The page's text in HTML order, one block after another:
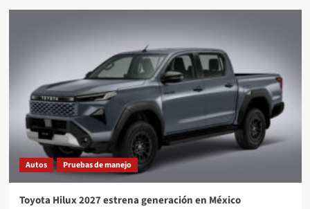
Autos Pruebas de manejo
Toyota Hilux 2027 estrena generación en México